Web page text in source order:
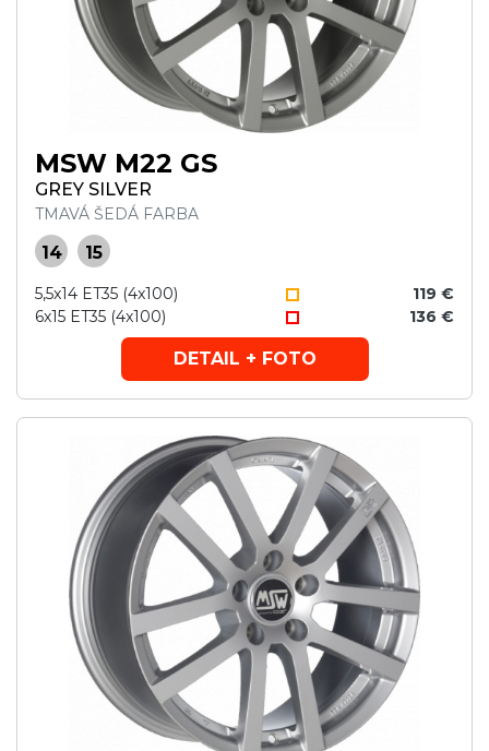
MSW M22 GS
GREY SILVER
TMAVÁ ŠEDÁ FARBA
14 15
5,5x14 ET35 (4x100)
119 €
6x15 ET35 (4x100)
136 €
DETAIL + FOTO